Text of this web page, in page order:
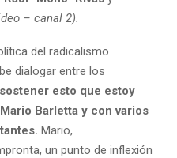
– canal 2).
del radicalismo
dialogar entre los
esto que estoy
Barletta y con varios
Mario,
un punto de inflexión